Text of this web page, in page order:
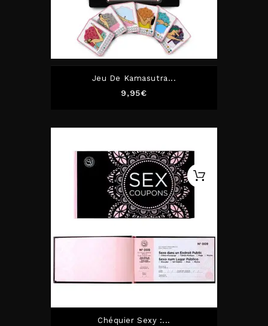
Jeu De Kamasutra...
9,95€Prix
Chéquier Sexy :...